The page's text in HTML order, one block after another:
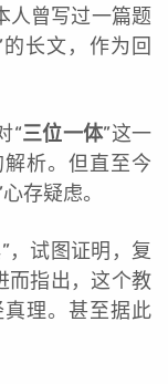
人曾写过一篇题
长文，作为回
“三位一体”这一
析。但直至今
心存疑虑。
，试图证明，复
而指出，这个教
理。甚至据此